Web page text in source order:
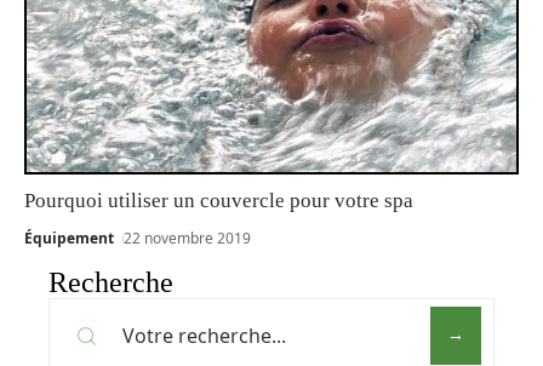
Pourquoi utiliser un couvercle pour votre spa
Équipement 22 novembre 2019
Recherche